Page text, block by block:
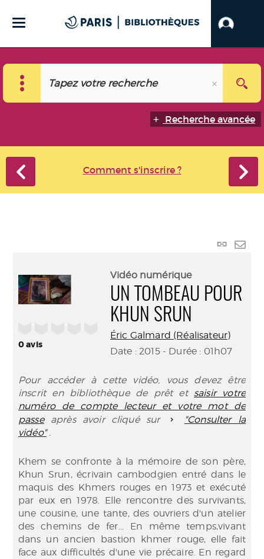
Recherche avancée
Comment s'inscrire ?
Lien
mail
0avis
Vidéo numérique
UN TOMBEAU POUR
KHUN SRUN
Éric Galmard (Réalisateur)
Date : 2015 - Durée : 01h07
Pour accéder à cette vidéo, vous devez être
inscrit en bibliothèque de prêt et saisir votre
numéro de compte lecteur et votre mot de
passe
après avoir cliqué sur
"Consulter la
vidéo" .
Khem se confronte à la mémoire de son père,
Khun Srun, écrivain cambodgien entré dans le
maquis des Khmers rouges en 1973 et exécuté
par eux en 1978. Elle rencontre des survivants,
une cousine, une tante, des ouvriers d'un atelier
des chemins de fer... En même temps,vivant
dans un ancien bastion khmer rouge, elle fait
face aux difficultés d'une vie précaire. En regard